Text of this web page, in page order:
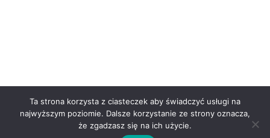
Ta strona korzysta z ciasteczek aby świadczyć usługi na
najwyższym poziomie. Dalsze korzystanie ze strony oznacza,
że zgadzasz się na ich użycie.